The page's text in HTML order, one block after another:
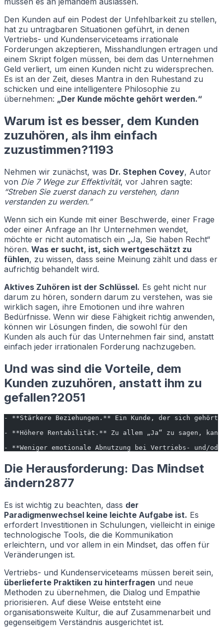
Den Kunden auf ein Podest der Unfehlbarkeit zu stellen,
hat zu untragbaren Situationen geführt, in denen
Vertriebs- und Kundenserviceteams irrationale
Forderungen akzeptieren, Misshandlungen ertragen und
einem Skript folgen müssen, bei dem das Unternehmen
Geld verliert, um einen Kunden nicht zu widersprechen.
Es ist an der Zeit, dieses Mantra in den Ruhestand zu
schicken und eine intelligentere Philosophie zu
übernehmen: „Der Kunde möchte gehört werden.“
Warum ist es besser, dem Kunden
zuzuhören, als ihm einfach
zuzustimmen?1193
Nehmen wir zunächst, was Dr. Stephen Covey, Autor
von Die 7 Wege zur Effektivität, vor Jahren sagte:
“Streben Sie zuerst danach zu verstehen, dann
verstanden zu werden.”
Wenn sich ein Kunde mit einer Beschwerde, einer Frage
oder einer Anfrage an Ihr Unternehmen wendet,
möchte er nicht automatisch ein „Ja, Sie haben Recht“
hören. Was er sucht, ist, sich wertgeschätzt zu
fühlen, zu wissen, dass seine Meinung zählt und dass er
aufrichtig behandelt wird.
Aktives Zuhören ist der Schlüssel. Es geht nicht nur
darum zu hören, sondern darum zu verstehen, was sie
wirklich sagen, ihre Emotionen und ihre wahren
Bedürfnisse. Wenn wir diese Fähigkeit richtig anwenden,
können wir Lösungen finden, die sowohl für den
Kunden als auch für das Unternehmen fair sind, anstatt
einfach jeder irrationalen Forderung nachzugeben.
Und was sind die Vorteile, dem
Kunden zuzuhören, anstatt ihm zu
gefallen?2051
- **Stärkere Beziehungen.** Ein Kunde, der sich gehört
- **Höhere Rentabilität.** Zu allem „Ja“ zu sagen, kann
- **Weniger emotionale Abnutzung bei Vertriebs- und/
Die Herausforderung: Das Mindset
ändern2877
Es ist wichtig zu beachten, dass der
Paradigmenwechsel keine leichte Aufgabe ist. Es
erfordert Investitionen in Schulungen, vielleicht in einige
technologische Tools, die die Kommunikation
erleichtern, und vor allem in ein Mindset, das offen für
Veränderungen ist.
Vertriebs- und Kundenserviceteams müssen bereit sein,
überlieferte Praktiken zu hinterfragen und neue
Methoden zu übernehmen, die Dialog und Empathie
priorisieren. Auf diese Weise entsteht eine
organisationsweite Kultur, die auf Zusammenarbeit und
gegenseitigem Verständnis ausgerichtet ist.